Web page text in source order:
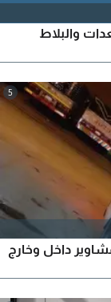
والبلاط
5
داخل وخارج